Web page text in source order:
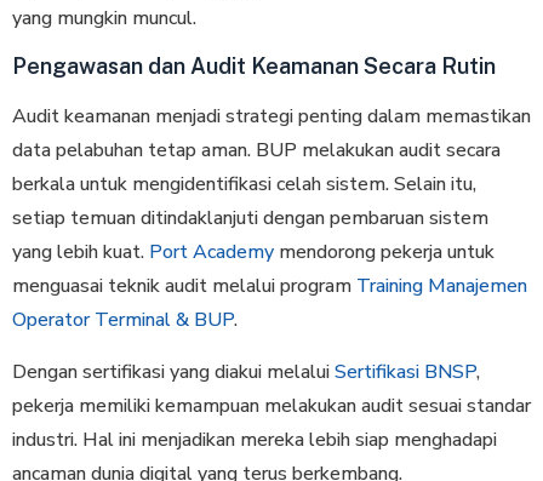
yang mungkin muncul.
Pengawasan dan Audit Keamanan Secara Rutin
Audit keamanan menjadi strategi penting dalam memastikan
data pelabuhan tetap aman. BUP melakukan audit secara
berkala untuk mengidentifikasi celah sistem. Selain itu,
setiap temuan ditindaklanjuti dengan pembaruan sistem
yang lebih kuat. Port Academy mendorong pekerja untuk
menguasai teknik audit melalui program Training Manajemen
Operator Terminal & BUP.
Dengan sertifikasi yang diakui melaluiSertifikasi BNSP,
pekerja memiliki kemampuan melakukan audit sesuai standar
industri. Hal ini menjadikan mereka lebih siap menghadapi
ancaman dunia digital yang terus berkembang.